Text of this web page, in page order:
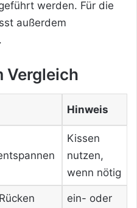
werden. Für die
außerdem
.
Vergleich
Hinweis
Kissen
nutzen,
wenn nötig
ein- oder